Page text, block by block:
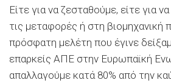
Είτε για να ζεσταθούμε, είτε για
τις μεταφορές ή στη βιομηχανική
πρόσφατη μελέτη που έγινε
επαρκείς ΑΠΕ στην Ευρωπαϊκή
απαλλαγούμε κατά 80% από την